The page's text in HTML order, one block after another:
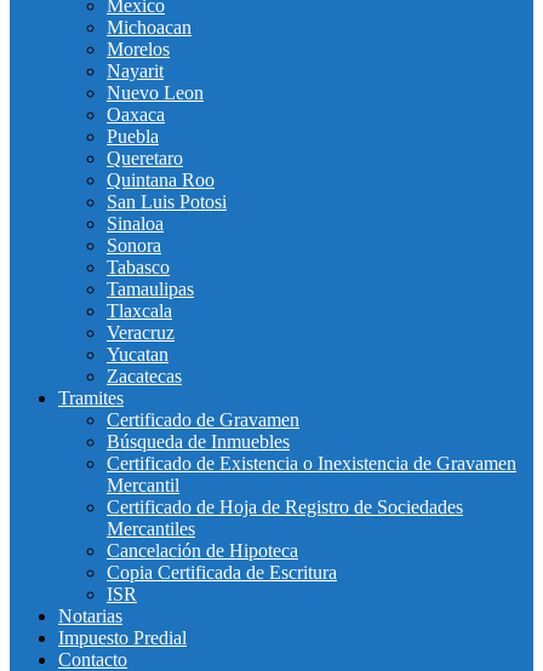
Mexico
Michoacan
Morelos
Nayarit
Nuevo Leon
Oaxaca
Puebla
Queretaro
Quintana Roo
San Luis Potosi
Sinaloa
Sonora
Tabasco
Tamaulipas
Tlaxcala
Veracruz
Yucatan
Zacatecas
Tramites
Certificado de Gravamen
Búsqueda de Inmuebles
Certificado de Existencia o Inexistencia de Gravamen
Mercantil
Certificado de Hoja de Registro de Sociedades
Mercantiles
Cancelación de Hipoteca
Copia Certificada de Escritura
ISR
Notarias
Impuesto Predial
Contacto